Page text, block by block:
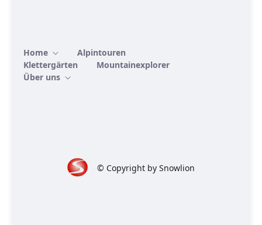
Home
Alpintouren
Klettergärten
Mountainexplorer
Über uns
© Copyright by Snowlion